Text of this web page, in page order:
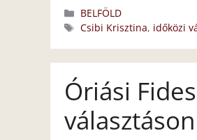
Kategória
BELFÖLD
Címkék
Csibi Krisztina, időközi
Óriási
választáson